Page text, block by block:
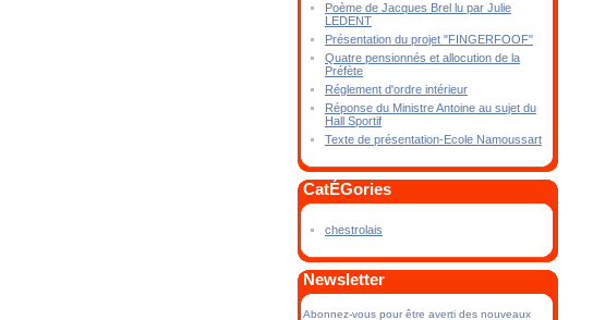
Poème de Jacques Brel lu par Julie
LEDENT
Présentation du projet "FINGERFOOF"
Quatre pensionnés et allocution de la
Préfète
Réglement d'ordre intérieur
Réponse du Ministre Antoine au sujet du
Hall Sportif
Texte de présentation-Ecole Namoussart
CatÉGories
chestrolais
Newsletter
Abonnez-vous pour être averti des nouveaux